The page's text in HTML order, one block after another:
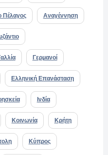
Πέλαγος Αναγέννηση
Γερμανοί
Ελληνική Επανάσταση
Ινδία
Κοινωνία Κρήτη
Κύπρος